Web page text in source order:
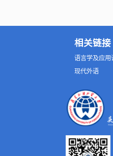
相关链接
语言学及应用
现代外语